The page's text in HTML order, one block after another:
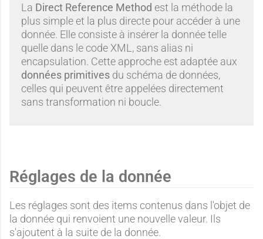
La Direct Reference Method est la méthode la
plus simple et la plus directe pour accéder à une
donnée. Elle consiste à insérer la donnée telle
quelle dans le code XML, sans alias ni
encapsulation. Cette approche est adaptée aux
données primitives du schéma de données,
celles qui peuvent être appelées directement
sans transformation ni boucle.
Réglages de la donnée
Les réglages sont des items contenus dans l'objet de
la donnée qui renvoient une nouvelle valeur. Ils
s'ajoutent à la suite de la donnée.